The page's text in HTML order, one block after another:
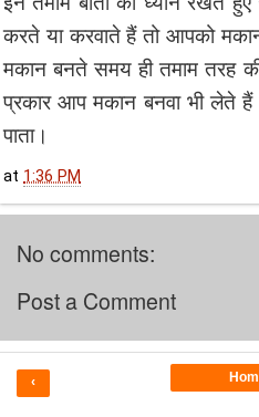
करते या करवाते हैं तो आपको
मकान बनते समय ही तमाम तरह
प्रकार आप मकान बनवा भी लेते
पाता।
at 1:36 PM
No comments:
Post a Comment
‹